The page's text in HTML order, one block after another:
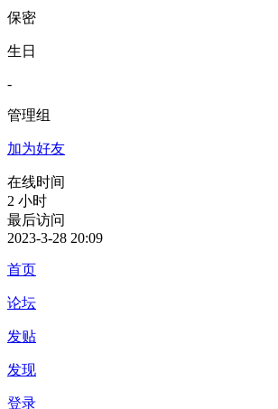
保密
生日
-
管理组
加为好友
在线时间
2 小时
最后访问
2023-3-28 20:09
首页
论坛
发贴
发现
登录